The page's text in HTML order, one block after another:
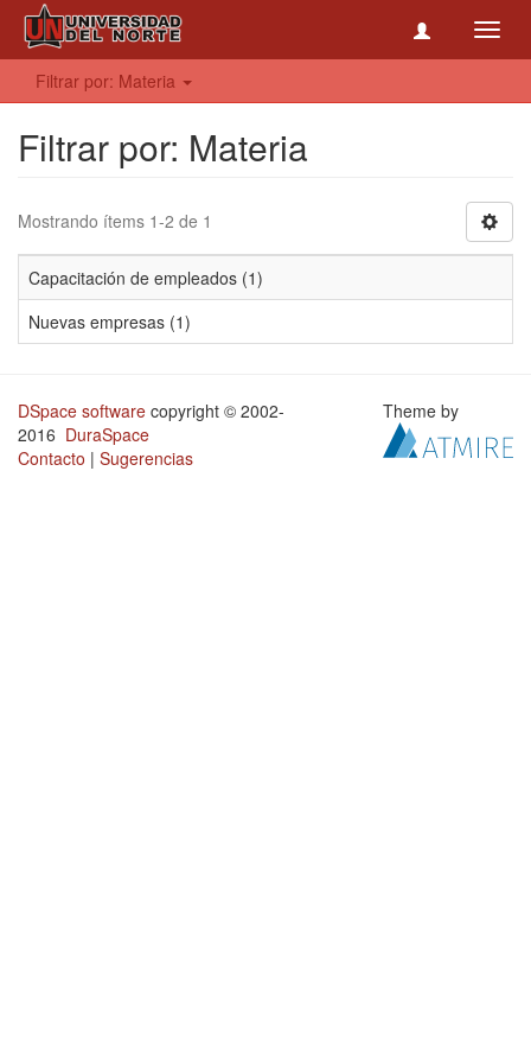
Filtrar por: Materia
Filtrar por: Materia
Mostrando ítems 1-2 de 1
Capacitación de empleados (1)
Nuevas empresas (1)
DSpace software copyright © 2002-
2016 DuraSpace
Contacto | Sugerencias
Theme by